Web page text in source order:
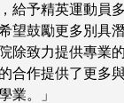
給予精英運動員
望鼓勵更多別具
除致力提供專業
合作提供了更多
業。」